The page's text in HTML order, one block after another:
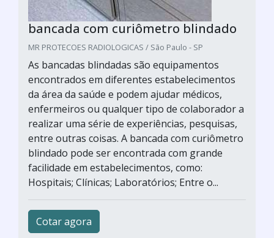
bancada com curiômetro blindado
MR PROTECOES RADIOLOGICAS / São Paulo - SP
As bancadas blindadas são equipamentos
encontrados em diferentes estabelecimentos
da área da saúde e podem ajudar médicos,
enfermeiros ou qualquer tipo de colaborador a
realizar uma série de experiências, pesquisas,
entre outras coisas. A bancada com curiômetro
blindado pode ser encontrada com grande
facilidade em estabelecimentos, como:
Hospitais; Clínicas; Laboratórios; Entre o...
Cotar agora